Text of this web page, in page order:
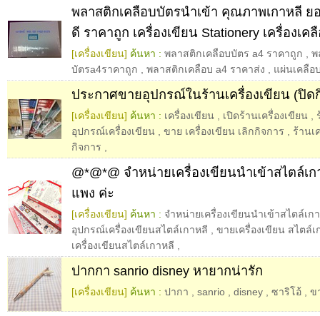
พลาสติกเคลือบบัตรนำเข้า คุณภาพเกาหลี
ดี ราคาถูก เครื่องเขียน Stationery เครื่องเค
[เครื่องเขียน] ค้นหา : พลาสติกเคลือบบัตร a4 ราคาถูก
พ
บัตรa4ราคาถูก
พลาสติกเคลือบ a4 ราคาส่ง แผ่นเคลือ
ประกาศขายอุปกรณ์ในร้านเครื่องเขียน (ปิด
[เครื่องเขียน] ค้นหา : เครื่องเขียน เปิดร้านเครื่องเขียน
อุปกรณ์เครื่องเขียน
ขาย เครื่องเขียน เลิกกิจการ
ร้านเ
กิจการ
@*@*@ จำหน่ายเครื่องเขียนนำเข้าสไตล์เ
แพง ค่ะ
[เครื่องเขียน] ค้นหา : จำหน่ายเครื่องเขียนนำเข้าสไตล์เก
อุปกรณ์เครื่องเขียนสไตล์เกาหลี
ขายเครื่องเขียน สไตล์เ
เครื่องเขียนสไตล์เกาหลี
ปากกา sanrio disney หายากน่ารัก
[เครื่องเขียน] ค้นหา : ปากา sanrio disney ซาริโอ้ ข